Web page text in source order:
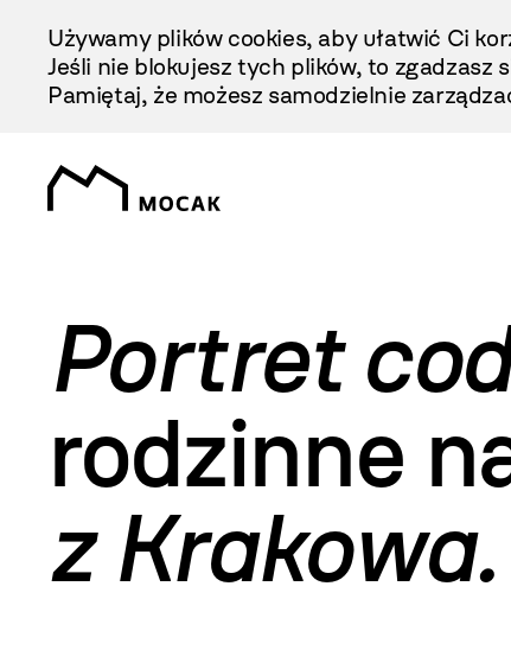
Treści
Używamy plików cookies, aby ułatwić Ci
Jeśli nie blokujesz tych plików, to zgadzasz
Pamiętaj, że możesz samodzielnie
Portret
rodzinne
z